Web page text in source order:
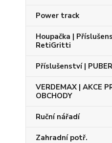
Power track
Houpačka |
RetiGritti
Příslušenství |
VERDEMAX | AKCE
OBCHODY
Ruční nářadí
Zahradní potř.